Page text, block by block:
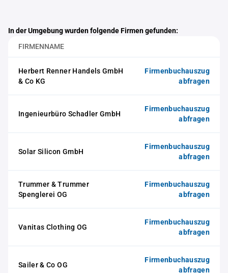
In der Umgebung wurden folgende Firmen gefunden:
FIRMENNAME
Herbert Renner Handels GmbH
& Co KG
Firmenbuchauszug
abfragen
Ingenieurbüro Schadler GmbH
Firmenbuchauszug
abfragen
Solar Silicon GmbH
Firmenbuchauszug
abfragen
Trummer & Trummer
Spenglerei OG
Firmenbuchauszug
abfragen
Vanitas Clothing OG
Firmenbuchauszug
abfragen
Sailer & Co OG
Firmenbuchauszug
abfragen